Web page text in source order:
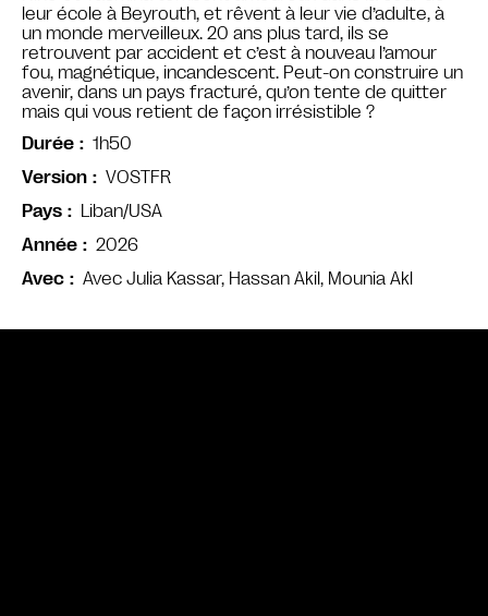
Avec Avec Julia Kassar, Hassan Akil, Mounia Akl
leur école à Beyrouth, et rêvent à leur vie d’adulte, à
un monde merveilleux. 20 ans plus tard, ils se
retrouvent par accident et c’est à nouveau l’amour
fou, magnétique, incandescent. Peut-on construire un
avenir, dans un pays fracturé, qu’on tente de quitter
mais qui vous retient de façon irrésistible ?
Durée
1h50
Version
VOSTFR
Pays
Liban/USA
Année
2026